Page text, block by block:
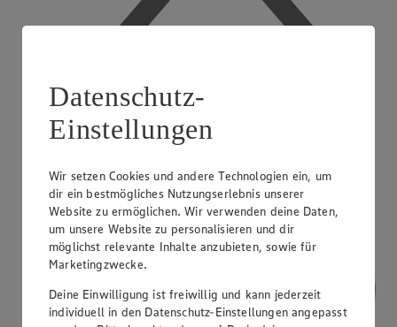
Ausbildender Betrieb
Datenschutz-
Einstellungen
Wir setzen Cookies und andere Technologien ein, um
dir ein bestmögliches Nutzungserlebnis unserer
Website zu ermöglichen. Wir verwenden deine Daten,
um unsere Website zu personalisieren und dir
möglichst relevante Inhalte anzubieten, sowie für
Marketingzwecke.
Deine Einwilligung ist freiwillig und kann jederzeit
individuell in den Datenschutz-Einstellungen angepasst